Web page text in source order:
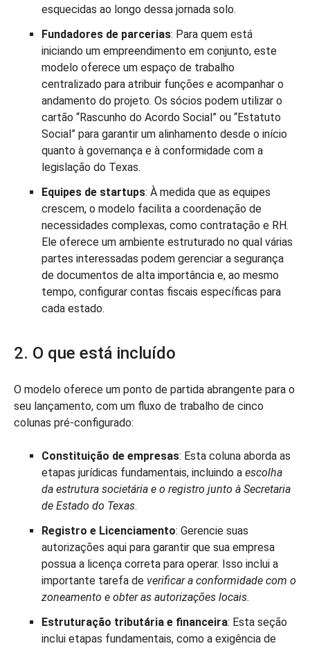
esquecidas ao longo dessa jornada solo.
Fundadores de parcerias: Para quem está
iniciando um empreendimento em conjunto, este
modelo oferece um espaço de trabalho
centralizado para atribuir funções e acompanhar o
andamento do projeto. Os sócios podem utilizar o
cartão “Rascunho do Acordo Social” ou “Estatuto
Social” para garantir um alinhamento desde o início
quanto à governança e à conformidade com a
legislação do Texas.
Equipes de startups: À medida que as equipes
crescem, o modelo facilita a coordenação de
necessidades complexas, como contratação e RH.
Ele oferece um ambiente estruturado no qual várias
partes interessadas podem gerenciar a segurança
de documentos de alta importância e, ao mesmo
tempo, configurar contas fiscais específicas para
cada estado.
2. O que está incluído
O modelo oferece um ponto de partida abrangente para o
seu lançamento, com um fluxo de trabalho de cinco
colunas pré-configurado:
Constituição de empresas: Esta coluna aborda as
etapas jurídicas fundamentais, incluindo a escolha
da estrutura societária e o registro junto à Secretaria
de Estado do Texas.
Registro e Licenciamento: Gerencie suas
autorizações aqui para garantir que sua empresa
possua a licença correta para operar. Isso inclui a
importante tarefa de verificar a conformidade com o
zoneamento e obter as autorizações locais.
Estruturação tributária e financeira: Esta seção
inclui etapas fundamentais, como a exigência de